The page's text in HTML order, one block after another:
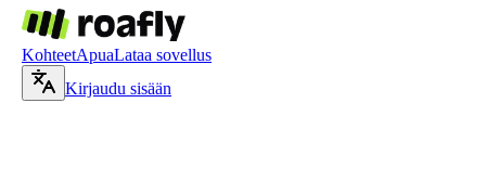
KohteetApuaLataa sovellus
Kirjaudu sisään